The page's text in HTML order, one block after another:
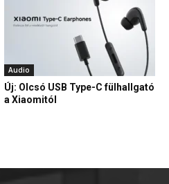
Audio
Új: Olcsó USB Type-C fülhallgató
a Xiaomitól